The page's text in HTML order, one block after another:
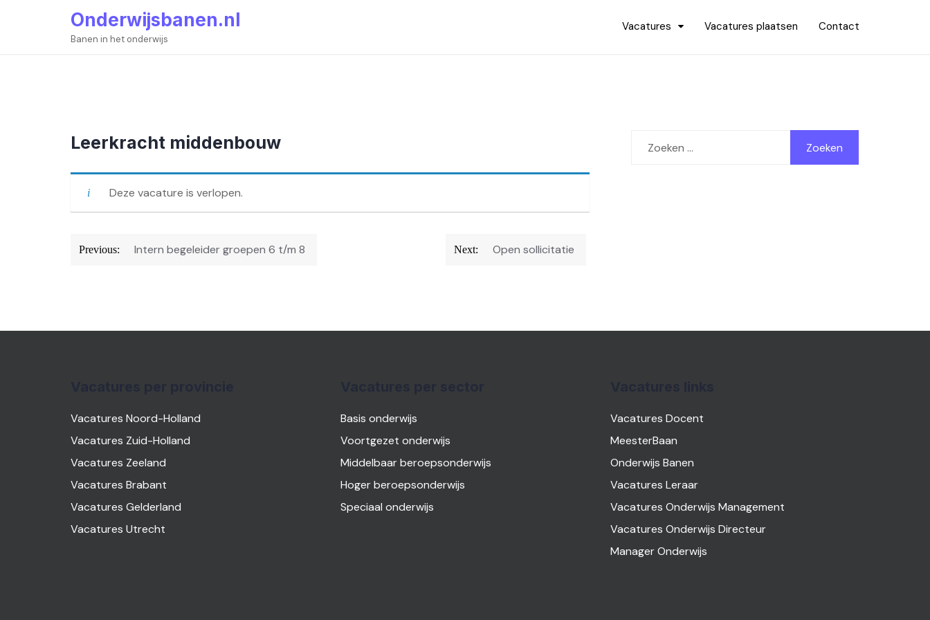
Onderwijsbanen.nl
Banen in het onderwijs
Vacatures Vacatures plaatsen Contact
Leerkracht middenbouw
Deze vacature is verlopen.
Bericht
Previous: Intern begeleider groepen 6 t/m 8 Next: Open sollicitatie
naar:
Vacatures Noord-Holland
Vacatures Zuid-Holland
Vacatures Zeeland
Vacatures Brabant
Vacatures Gelderland
Vacatures Utrecht
Basis onderwijs
Voortgezet onderwijs
Middelbaar beroepsonderwijs
Hoger beroepsonderwijs
Speciaal onderwijs
Vacatures Docent
MeesterBaan
Onderwijs Banen
Vacatures Leraar
Vacatures Onderwijs Management
Vacatures Onderwijs Directeur
Manager Onderwijs